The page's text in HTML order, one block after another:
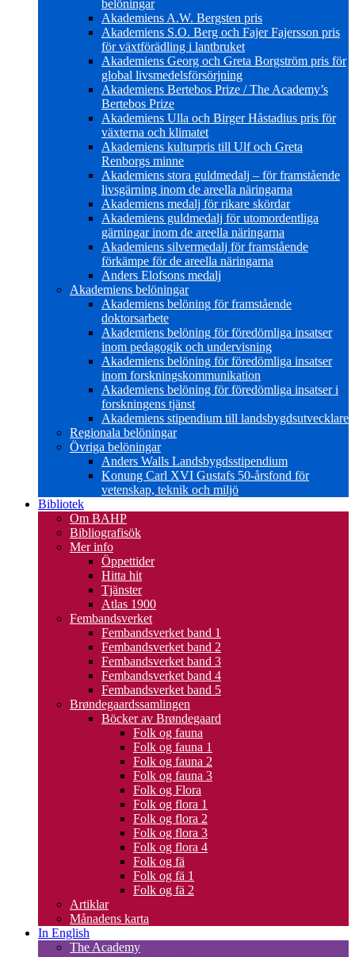
belöningar
Akademiens A.W. Bergsten pris
Akademiens S.O. Berg och Fajer Fajersson pris
för växtförädling i lantbruket
Akademiens Georg och Greta Borgström pris för
global livsmedelsförsörjning
Akademiens Bertebos Prize / The Academy’s
Bertebos Prize
Akademiens Ulla och Birger Håstadius pris för
växterna och klimatet
Akademiens kulturpris till Ulf och Greta
Renborgs minne
Akademiens stora guldmedalj – för framstående
livsgärning inom de areella näringarna
Akademiens medalj för rikare skördar
Akademiens guldmedalj för utomordentliga
gärningar inom de areella näringarna
Akademiens silvermedalj för framstående
förkämpe för de areella näringarna
Anders Elofsons medalj
Akademiens belöningar
Akademiens belöning för framstående
doktorsarbete
Akademiens belöning för föredömliga insatser
inom pedagogik och undervisning
Akademiens belöning för föredömliga insatser
inom forskningskommunikation
Akademiens belöning för föredömliga insatser i
forskningens tjänst
Akademiens stipendium till landsbygdsutvecklare
Regionala belöningar
Övriga belöningar
Anders Walls Landsbygdsstipendium
Konung Carl XVI Gustafs 50-årsfond för
vetenskap, teknik och miljö
Bibliotek
Om BAHP
Bibliografisök
Mer info
Öppettider
Hitta hit
Tjänster
Atlas 1900
Fembandsverket
Fembandsverket band 1
Fembandsverket band 2
Fembandsverket band 3
Fembandsverket band 4
Fembandsverket band 5
Brøndegaardssamlingen
Böcker av Brøndegaard
Folk og fauna
Folk og fauna 1
Folk og fauna 2
Folk og fauna 3
Folk og Flora
Folk og flora 1
Folk og flora 2
Folk og flora 3
Folk og flora 4
Folk og fä
Folk og fä 1
Folk og fä 2
Artiklar
Månadens karta
In English
The Academy